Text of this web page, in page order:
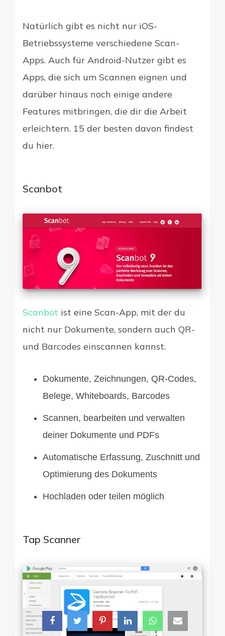
Natürlich gibt es nicht nur iOS-
Betriebssysteme verschiedene Scan-
Apps. Auch für Android-Nutzer gibt es
Apps, die sich um Scannen eignen und
darüber hinaus noch einige andere
Features mitbringen, die dir die Arbeit
erleichtern. 15 der besten davon findest
du hier.
Scanbot
Scanbot ist eine Scan-App, mit der du
nicht nur Dokumente, sondern auch QR-
und Barcodes einscannen kannst.
Dokumente, Zeichnungen, QR-Codes,
Belege, Whiteboards, Barcodes
Scannen, bearbeiten und verwalten
deiner Dokumente und PDFs
Automatische Erfassung, Zuschnitt und
Optimierung des Dokuments
Hochladen oder teilen möglich
Tap Scanner